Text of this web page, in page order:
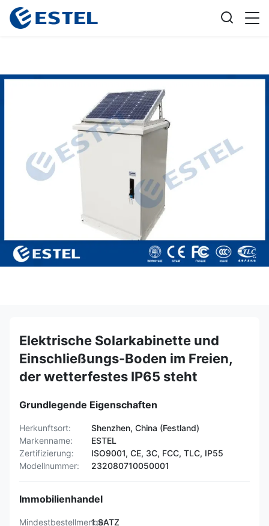
Elektrische Solarkabinette und
Einschließungs-Boden im Freien,
der wetterfestes IP65 steht
Grundlegende Eigenschaften
Herkunftsort:
Shenzhen, China (Festland)
Markenname:
ESTEL
Zertifizierung:
ISO9001, CE, 3C, FCC, TLC, IP55
Modellnummer:
232080710050001
Immobilienhandel
Mindestbestellmenge:1 SATZ